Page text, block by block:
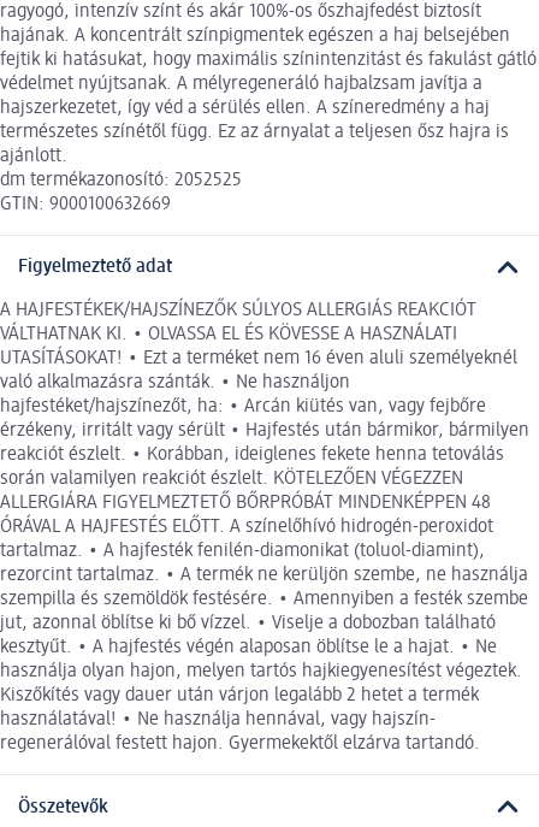
ragyogó, intenzív színt és akár 100%-os őszhajfedést biztosít
hajának. A koncentrált színpigmentek egészen a haj belsejében
fejtik ki hatásukat, hogy maximális színintenzitást és fakulást gátló
védelmet nyújtsanak. A mélyregeneráló hajbalzsam javítja a
hajszerkezetet, így véd a sérülés ellen. A színeredmény a haj
természetes színétől függ. Ez az árnyalat a teljesen ősz hajra is
ajánlott.
dm termékazonosító: 2052525
GTIN: 9000100632669
Figyelmeztető adat
A HAJFESTÉKEK/HAJSZÍNEZŐK SÚLYOS ALLERGIÁS REAKCIÓT
VÁLTHATNAK KI. • OLVASSA EL ÉS KÖVESSE A HASZNÁLATI
UTASÍTÁSOKAT! • Ezt a terméket nem 16 éven aluli személyeknél
való alkalmazásra szánták. • Ne használjon
hajfestéket/hajszínezőt, ha: • Arcán kiütés van, vagy fejbőre
érzékeny, irritált vagy sérült • Hajfestés után bármikor, bármilyen
reakciót észlelt. • Korábban, ideiglenes fekete henna tetoválás
során valamilyen reakciót észlelt. KÖTELEZŐEN VÉGEZZEN
ALLERGIÁRA FIGYELMEZTETŐ BŐRPRÓBÁT MINDENKÉPPEN 48
ÓRÁVAL A HAJFESTÉS ELŐTT. A színelőhívó hidrogén-peroxidot
tartalmaz. • A hajfesték fenilén-diamonikat (toluol-diamint),
rezorcint tartalmaz. • A termék ne kerüljön szembe, ne használja
szempilla és szemöldök festésére. • Amennyiben a festék szembe
jut, azonnal öblítse ki bő vízzel. • Viselje a dobozban található
kesztyűt. • A hajfestés végén alaposan öblítse le a hajat. • Ne
használja olyan hajon, melyen tartós hajkiegyenesítést végeztek.
Kiszőkítés vagy dauer után várjon legalább 2 hetet a termék
használatával! • Ne használja hennával, vagy hajszín-
regenerálóval festett hajon. Gyermekektől elzárva tartandó.
Összetevők